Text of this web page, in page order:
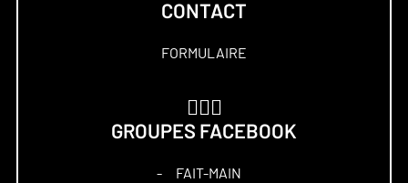
CONTACT
FORMULAIRE
GROUPES FACEBOOK
– FAIT-MAIN